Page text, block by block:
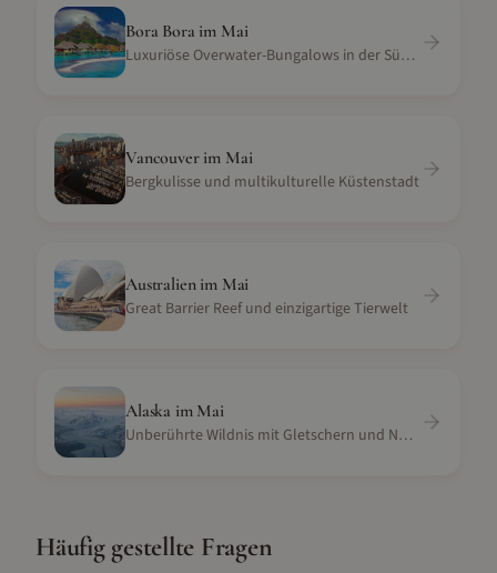
Bora Bora im Mai
Luxuriöse Overwater-Bungalows in der Südsee
Vancouverim Mai
Bergkulisse und multikulturelle Küstenstadt
Australienim Mai
Great Barrier Reef und einzigartige Tierwelt
Alaska im Mai
Unberührte Wildnis mit Gletschern und Nordlichtern
Häufig gestellte Fragen